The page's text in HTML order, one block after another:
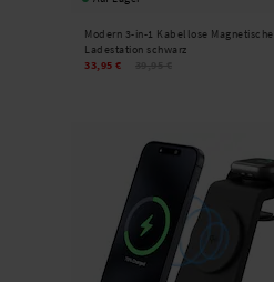
Modern 3-in-1 Kabellose Magnetische
Ladestation schwarz
33,95 €